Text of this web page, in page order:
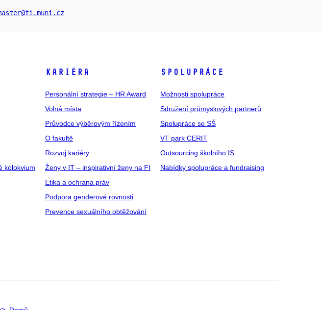
@fi .muni .cz
kolokvium
KARIÉRA
Personální strategie – HR Award
Volná místa
Průvodce výběrovým řízením
O fakultě
Rozvoj kariéry
Ženy v IT – inspirativní ženy na FI
Etika a ochrana práv
Podpora genderové rovnosti
Prevence sexuálního obtěžování
SPOLUPRÁCE
Možnosti spolupráce
Sdružení průmyslových partnerů
Spolupráce se SŠ
VT park CERIT
Outsourcing školního IS
Nabídky spolupráce a fundraising